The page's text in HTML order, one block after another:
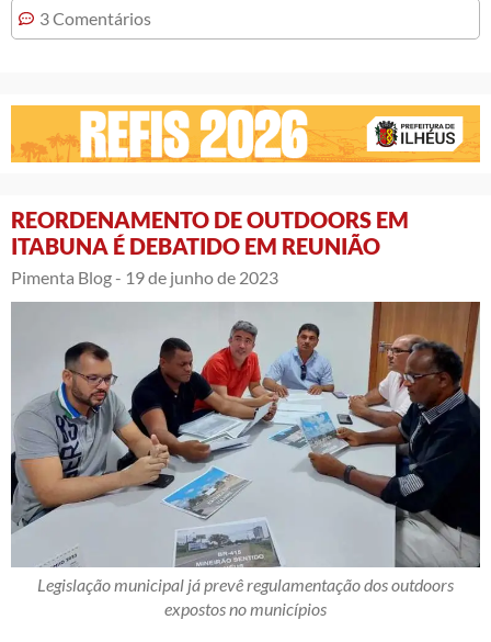
3 Comentários
REORDENAMENTO DE OUTDOORS EM
ITABUNA É DEBATIDO EM REUNIÃO
Pimenta Blog - 19 de junho de 2023
Legislação municipal já prevê regulamentação dos outdoors
expostos no municípios